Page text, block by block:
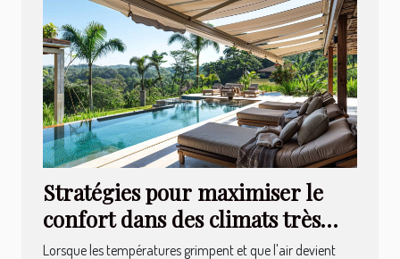
Stratégies pour maximiser le
confort dans des climats très
chauds
Lorsque les températures grimpent et que l'air devient